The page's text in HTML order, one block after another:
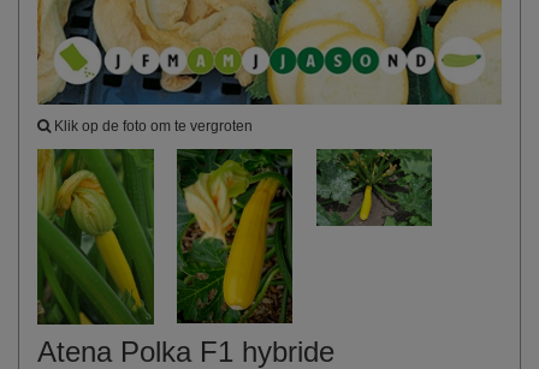
Klik op de foto om te vergroten
Atena Polka F1 hybride